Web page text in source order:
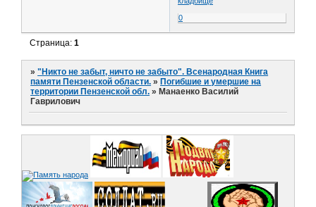
0
Страница:1
»"Никто не забыт, ничто не забыто". Всенародная Книга
памяти Пензенской области. » Погибшие и умершие на
территории Пензенской обл. » Манаенко Василий
Гаврилович